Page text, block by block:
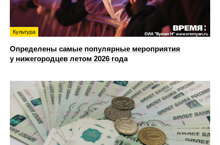
Культура
Определены самые популярные мероприятия
у нижегородцев летом 2026 года